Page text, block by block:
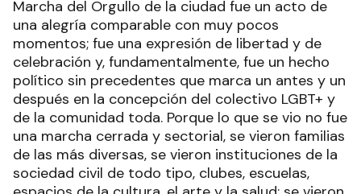
Marcha del Orgullo de la ciudad fue un acto de
una alegría comparable con muy pocos
momentos; fue una expresión de libertad y de
celebración y, fundamentalmente, fue un hecho
político sin precedentes que marca un antes y un
después en la concepción del colectivo LGBT+ y
de la comunidad toda. Porque lo que se vio no fue
una marcha cerrada y sectorial, se vieron familias
de las más diversas, se vieron instituciones de la
sociedad civil de todo tipo, clubes, escuelas,